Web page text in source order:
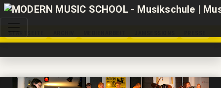
STARTSEITE